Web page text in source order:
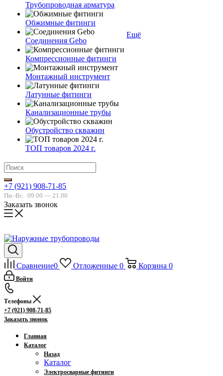
Трубопроводная арматура
Обжимные фитинги
Соединения Gebo
Компрессионные фитинги
Монтажный инструмент
Латунные фитинги
Канализационные трубы
Обустройство скважин
ТОП товаров 2024 г.
Ещё
+7 (921) 908-71-85
Пн.-Вс. 09.00 — 21.00
Заказать звонок
Сравнение0 Отложенные 0 Корзина 0
Войти
Телефоны
+7 (921) 908-71-85
Заказать звонок
Главная
Каталог
Назад
Каталог
Электросварные фитинги